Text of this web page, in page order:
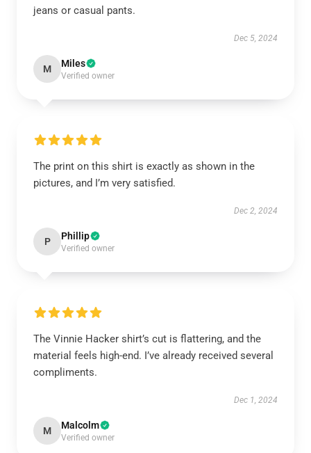
jeans or casual pants.
Dec 5, 2024
M Miles
Verified owner
The print on this shirt is exactly as shown in the
pictures, and I’m very satisfied.
Dec 2, 2024
P Phillip
Verified owner
The Vinnie Hacker shirt’s cut is flattering, and the
material feels high-end. I’ve already received several
compliments.
Dec 1, 2024
M Malcolm
Verified owner